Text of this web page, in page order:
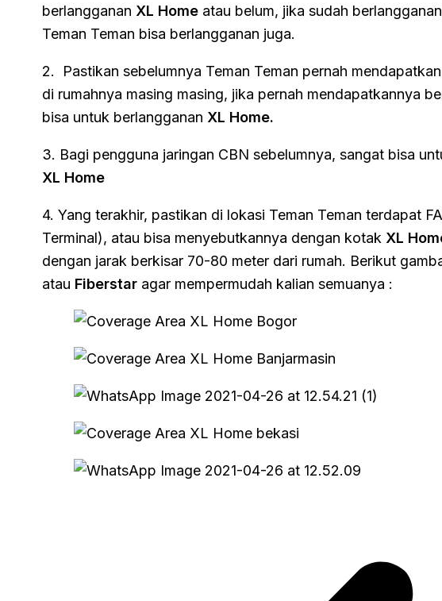
berlangganan XL Home atau belum, jika sudah berlangganan
Teman Teman bisa berlangganan juga.
2. Pastikan sebelumnya Teman Teman pernah
di rumahnya masing masing, jika pernah mendapatkannya
bisa untuk berlangganan XL Home.
3. Bagi pengguna jaringan CBN sebelumnya, sangat bisa
XL Home
4. Yang terakhir, pastikan di lokasi Teman Teman terdapat
Terminal), atau bisa menyebutkannya dengan kotak XL
dengan jarak berkisar 70-80 meter dari rumah. Berikut
atau Fiberstar agar mempermudah kalian semuanya :